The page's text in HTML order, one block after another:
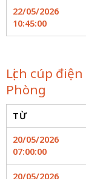
22/05/2026
10:45:00
Lịch cúp
Phòng
TỪ
20/05/2026
07:00:00
20/05/2026